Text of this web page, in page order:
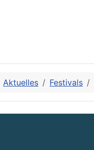
Aktuelles Festivals